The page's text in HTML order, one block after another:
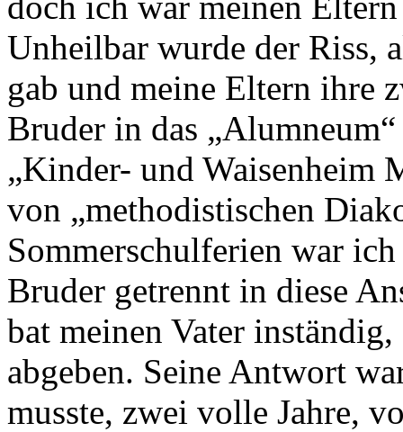
Unheilbar wurde der Riss,
gab und meine Eltern ihre
Bruder in das
„Kinder- und Waisenheim
von „methodistischen
Sommerschulferien war
Bruder getrennt in diese
bat meinen Vater
abgeben. Seine Antwort
musste, zwei volle Jahre,